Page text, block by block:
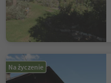
Na życzenie